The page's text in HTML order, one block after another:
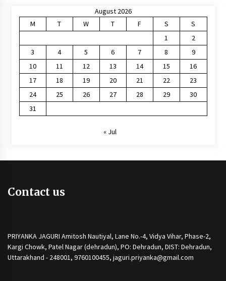
August 2026
M
T W T F S
S
1
2
3
4 5 6 7 8
9
10
11 12 13 14 15
16
17
18 19 20 21 22
23
24
25 26 27 28 29
30
31
« Jul
Contact us
PRIYANKA JAGURI Amitosh Nautiyal, Lane No.-4, Vidya Vihar, Phase-2,
Kargi Chowk, Patel Nagar (dehradun), PO: Dehradun, DIST: Dehradun,
Uttarakhand - 248001, 9760100455, jaguri.priyanka@gmail.com